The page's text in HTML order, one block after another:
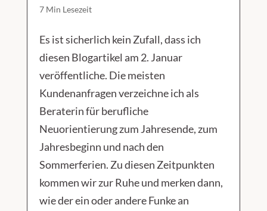
7 Min Lesezeit
Es ist sicherlich kein Zufall, dass ich
diesen Blogartikel am 2. Januar
veröffentliche. Die meisten
Kundenanfragen verzeichne ich als
Beraterin für berufliche
Neuorientierung zum Jahresende, zum
Jahresbeginn und nach den
Sommerferien. Zu diesen Zeitpunkten
kommen wir zur Ruhe und merken dann,
wie der ein oder andere Funke an